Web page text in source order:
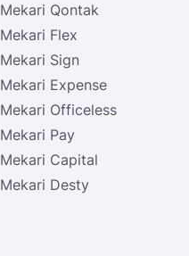
Mekari Qontak
Mekari Flex
Mekari Sign
Mekari Expense
Mekari Officeless
Mekari Pay
Mekari Capital
Mekari Desty